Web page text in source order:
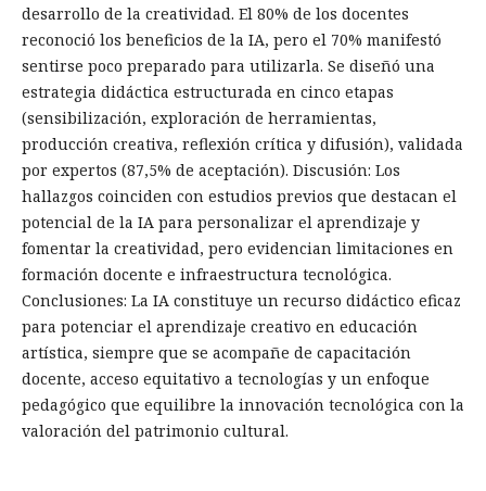
desarrollo de la creatividad. El 80% de los docentes
reconoció los beneficios de la IA, pero el 70% manifestó
sentirse poco preparado para utilizarla. Se diseñó una
estrategia didáctica estructurada en cinco etapas
(sensibilización, exploración de herramientas,
producción creativa, reflexión crítica y difusión), validada
por expertos (87,5% de aceptación). Discusión: Los
hallazgos coinciden con estudios previos que destacan el
potencial de la IA para personalizar el aprendizaje y
fomentar la creatividad, pero evidencian limitaciones en
formación docente e infraestructura tecnológica.
Conclusiones: La IA constituye un recurso didáctico eficaz
para potenciar el aprendizaje creativo en educación
artística, siempre que se acompañe de capacitación
docente, acceso equitativo a tecnologías y un enfoque
pedagógico que equilibre la innovación tecnológica con la
valoración del patrimonio cultural.